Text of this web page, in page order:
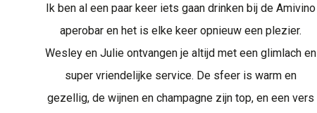
Ik ben al een paar keer iets gaan drinken bij de Amivino
aperobar en het is elke keer opnieuw een plezier.
Wesley en Julie ontvangen je altijd met een glimlach en
super vriendelijke service. De sfeer is warm en
gezellig, de wijnen en champagne zijn top, en een vers